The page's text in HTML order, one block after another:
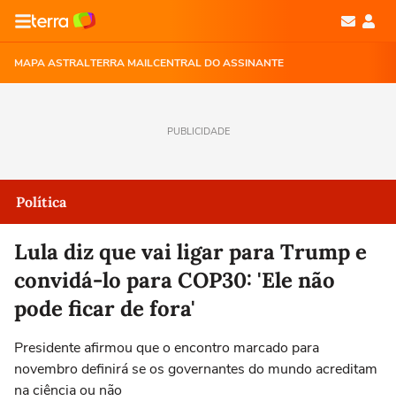
MAPA ASTRALTERRA MAILCENTRAL DO ASSINANTE
PUBLICIDADE
Política
Lula diz que vai ligar para Trump e
convidá-lo para COP30: 'Ele não
pode ficar de fora'
Presidente afirmou que o encontro marcado para
novembro definirá se os governantes do mundo acreditam
na ciência ou não